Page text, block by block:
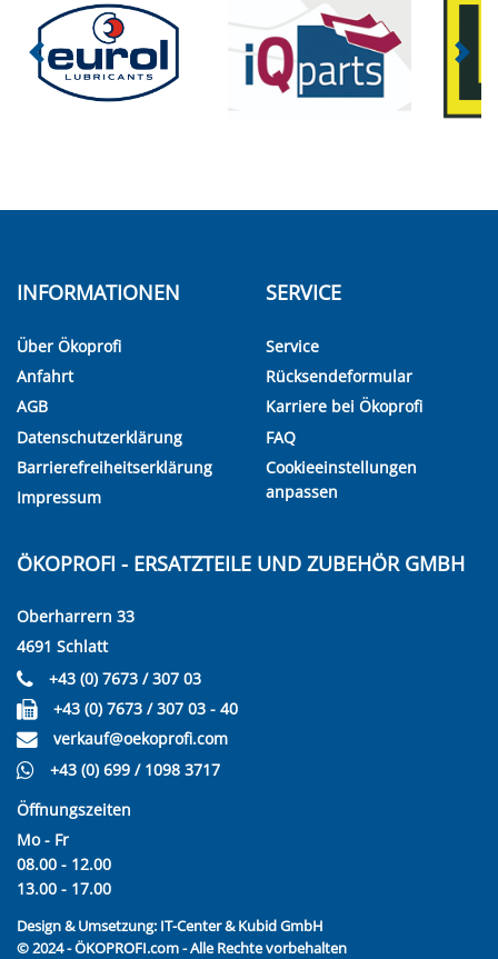
INFORMATIONEN
Über Ökoprofi
Anfahrt
AGB
Datenschutzerklärung
Barrierefreiheitserklärung
Impressum
SERVICE
Service
Rücksendeformular
Karriere bei Ökoprofi
FAQ
Cookieeinstellungen
anpassen
ÖKOPROFI - ERSATZTEILE UND ZUBEHÖR GMBH
Oberharrern 33
4691 Schlatt
+43 (0) 7673 / 307 03
+43 (0) 7673 / 307 03 - 40
verkauf@oekoprofi.com
+43 (0) 699 / 1098 3717
Öffnungszeiten
Mo - Fr
08.00 - 12.00
13.00 - 17.00
Design & Umsetzung: IT-Center & Kubid GmbH
© 2024 - ÖKOPROFI.com - Alle Rechte vorbehalten